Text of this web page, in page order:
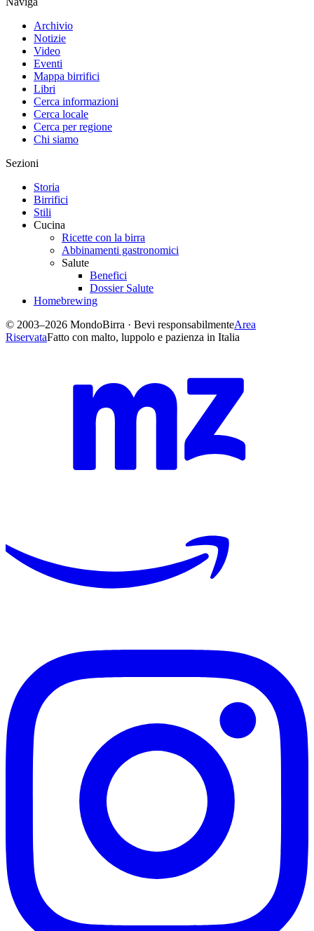
Archivio
Notizie
Video
Eventi
Mappa birrifici
Libri
Cerca informazioni
Cerca locale
Cerca per regione
Chi siamo
Sezioni
Storia
Birrifici
Stili
Cucina
Ricette con la birra
Abbinamenti gastronomici
Salute
Benefici
Dossier Salute
Homebrewing
© 2003–2026 MondoBirra · Bevi responsabilmenteArea
RiservataFatto con malto, luppolo e pazienza in Italia